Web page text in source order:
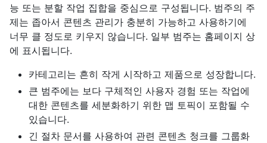
능 또는 분할 작업 집합을 중심으로 구성됩니다. 범주의 주
제는 좁아서 콘텐츠 관리가 충분히 가능하고 사용하기에
너무 클 정도로 키우지 않습니다. 일부 범주는 홈페이지 상
에 표시됩니다.
카테고리는 흔히 작게 시작하고 제품으로 성장합니다.
큰 범주에는 보다 구체적인 사용자 경험 또는 작업에
대한 콘텐츠를 세분화하기 위한 맵 토픽이 포함될 수
있습니다.
긴 절차 문서를 사용하여 관련 콘텐츠 청크를 그룹화